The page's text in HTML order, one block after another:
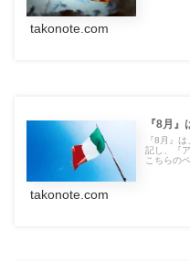
takonote.com
『8月
『8月』
記し、『
こちらの
takonote.com